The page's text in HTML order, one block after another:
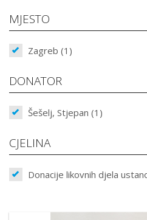
MJESTO
Zagreb (1)
DONATOR
Šešelj, Stjepan (1)
CJELINA
Donacije likovnih djela